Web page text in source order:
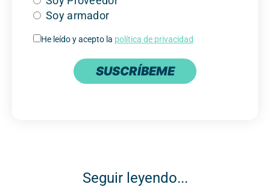
Soy armador
He leído y acepto la política de privacidad
SUSCRÍBEME
Seguir leyendo...